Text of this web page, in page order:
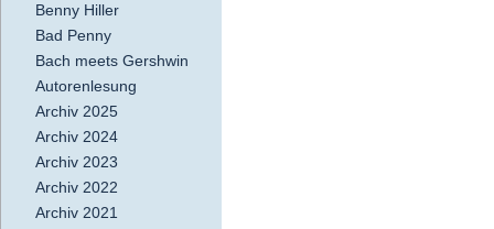
Benny Hiller
Bad Penny
Bach meets Gershwin
Autorenlesung
Archiv 2025
Archiv 2024
Archiv 2023
Archiv 2022
Archiv 2021